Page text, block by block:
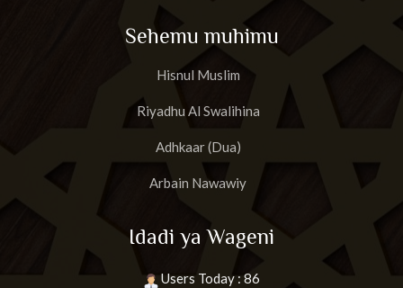
Sehemu muhimu
Hisnul Muslim
Riyadhu Al Swalihina
Adhkaar (Dua)
Arbain Nawawiy
Idadi ya Wageni
Users Today : 86